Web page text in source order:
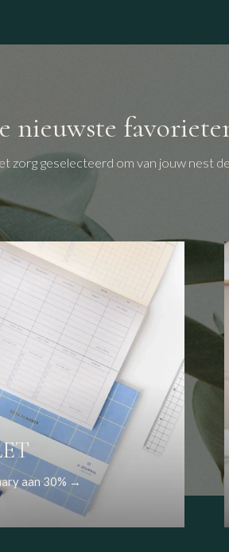
nieuwste
zorg geselecteerd om van jouw nest
aan 30% →